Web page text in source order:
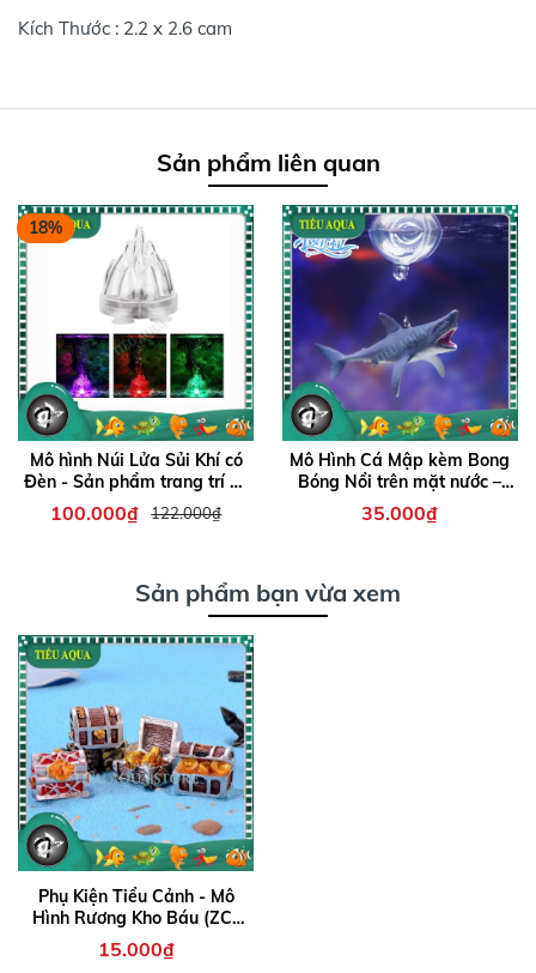
Kích Thước : 2.2 x 2.6 cam
Sản phẩm liên quan
18%
Mô hình Núi Lửa Sủi Khí có
Đèn - Sản phẩm trang trí hồ
cá thêm sinh động
100.000₫ 122.000₫
Mô Hình Cá Mập kèm Bong
Bóng Nổi trên mặt nước –
Phụ kiện độc đáo giúp bể cá
thêm sinh động, đáng yêu
35.000₫
Sản phẩm bạn vừa xem
Phụ Kiện Tiểu Cảnh - Mô
Hình Rương Kho Báu (ZC-
269) - Tiểu Cảnh Trang Trí
Chậu Sen đá, Hồ Cá,
15.000₫